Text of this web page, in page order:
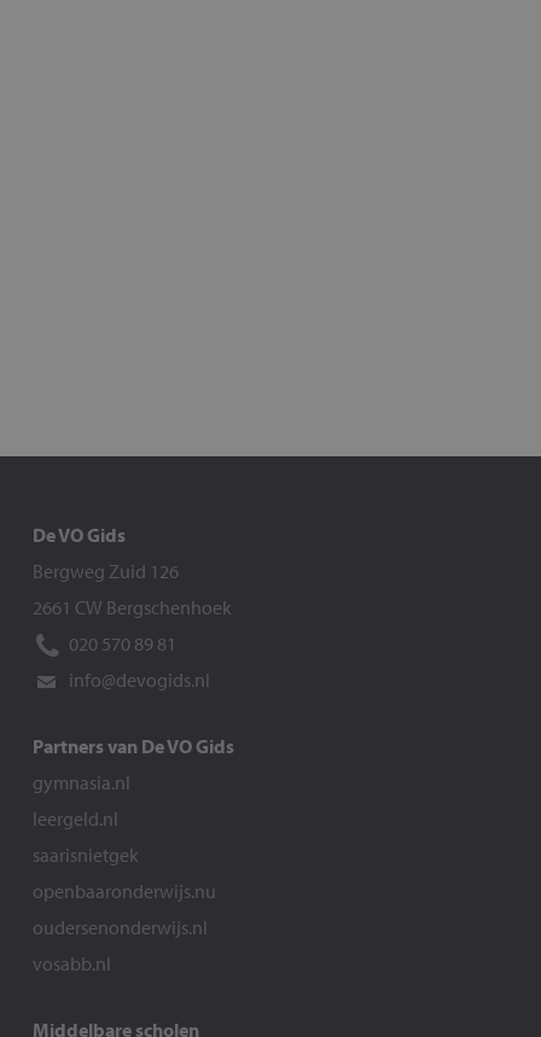
De VO Gids
Bergweg Zuid 126
2661 CW Bergschenhoek
020 570 89 81
info@devogids.nl
Partners van De VO Gids
gymnasia.nl
leergeld.nl
saarisnietgek
openbaaronderwijs.nu
oudersenonderwijs.nl
vosabb.nl
Middelbare scholen